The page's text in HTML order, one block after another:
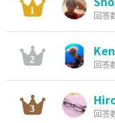
回答
Ken
回答
回答